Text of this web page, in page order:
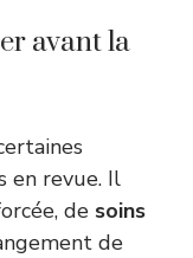
avant la
en revue. Il
de soins
de